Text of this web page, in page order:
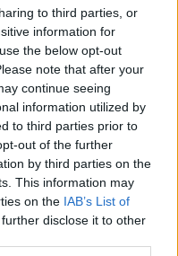
to third parties, or
information for
the below opt-out
note that after your
continue seeing
information utilized by
to third parties prior to
out of the further
by third parties on the
This information may
on the IAB’s List of
disclose it to other
Σπύρου
Πειραιώς, μετά
Οι πόρτες